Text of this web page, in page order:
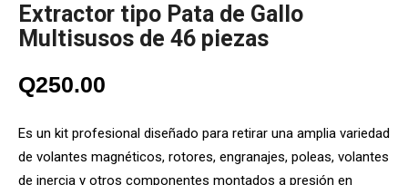
Extractor tipo Pata de Gallo
Multisusos de 46 piezas
Q250.00
Es un kit profesional diseñado para retirar una amplia variedad
de volantes magnéticos, rotores, engranajes, poleas, volantes
de inercia y otros componentes montados a presión en